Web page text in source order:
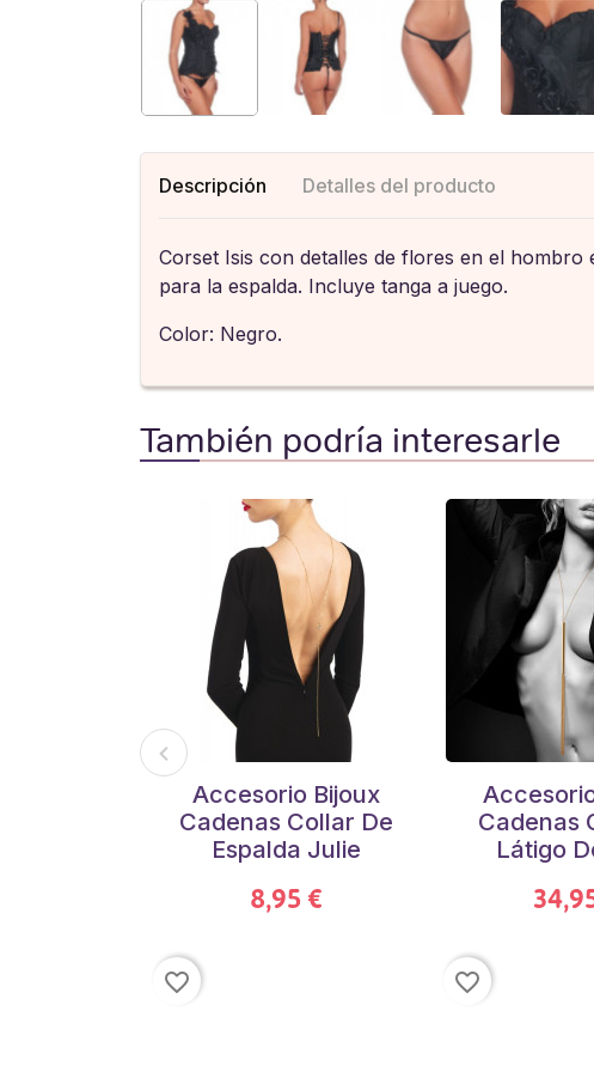
Descripción Detalles del producto
Corset Isis con detalles de flores en el
para la espalda. Incluye tanga a juego.
Color: Negro.
También podría interesarle
Accesorio Bijoux
Cadenas Collar De
Espalda Julie
8,95 €
favorite_border
Cadenas
Látigo
favorite_border